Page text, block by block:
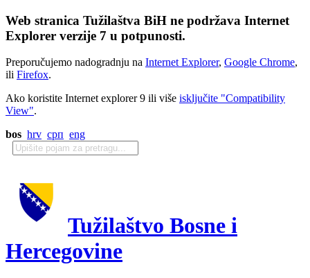
Web stranica Tužilaštva BiH ne podržava Internet
Explorer verzije 7 u potpunosti.
Preporučujemo nadogradnju na Internet Explorer, Google Chrome,
ili Firefox.
Ako koristite Internet explorer 9 ili više isključite "Compatibility
View".
bos hrv срп eng
Tužilaštvo Bosne i
Hercegovine